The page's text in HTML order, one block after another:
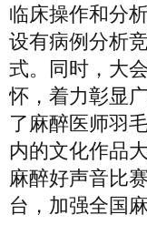
临床操作和分
设有病例分析
式。同时，大
怀，着力彰显
了麻醉医师羽
内的文化作品
麻醉好声音比
台，加强全国